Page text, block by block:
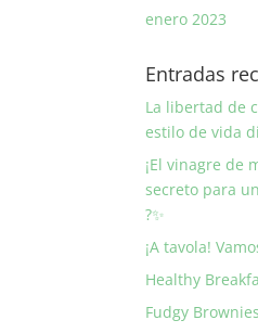
enero 2023
Entradas
La libertad de
estilo de vida
¡El vinagre de
secreto para
?✨
¡A tavola!
Healthy
Fudgy